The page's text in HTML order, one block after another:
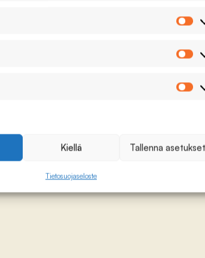
Kiellä Tallenna asetukset
Tietosuojaseloste